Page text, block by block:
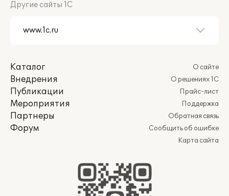
Другие сайты 1С
Каталог
Внедрения
Публикации
Мероприятия
Партнеры
Форум
О сайте
О решениях 1С
Прайс-лист
Поддержка
Обратная связь
Сообщить об ошибке
Карта сайта